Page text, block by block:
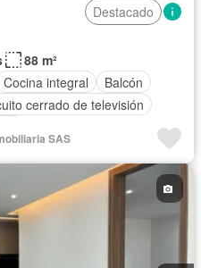
Destacado
88 m²
Cocina integral
Balcón
cerrado de televisión
SAS